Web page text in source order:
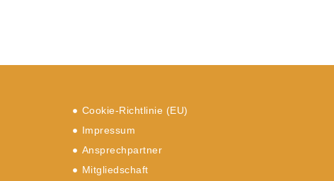
Cookie-Richtlinie (EU)
Impressum
Ansprechpartner
Mitgliedschaft